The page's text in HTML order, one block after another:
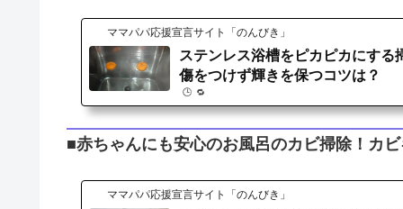
ママパパ応援宣言サイト「のんびき」
ステンレス浴槽をピカピカにする
傷をつけず輝きを保つコツは？
🕒️ 🔁️
■赤ちゃんにも安心のお風呂のカビ掃除！カ
ママパパ応援宣言サイト「のんびき」